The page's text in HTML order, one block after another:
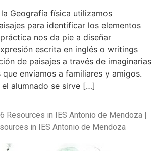
Geografía física utilizamos
para identificar los elementos
nos da pie a diseñar
escrita en inglés o writings
de paisajes a través de imaginarias
enviamos a familiares y amigos.
el alumnado se sirve […]
Resources in IES Antonio de Mendoza |
in IES Antonio de Mendoza